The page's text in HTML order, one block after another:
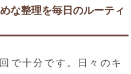
な整理を毎日のルーティ
で十分です。日々のキ